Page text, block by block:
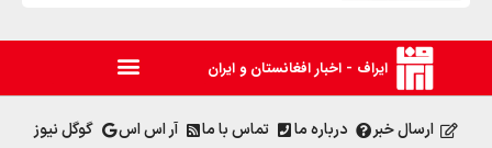
ایراف - اخبار افغانستان و ایران
ارسال خبر درباره ما تماس با ما آر اس اس گوگل نیوز